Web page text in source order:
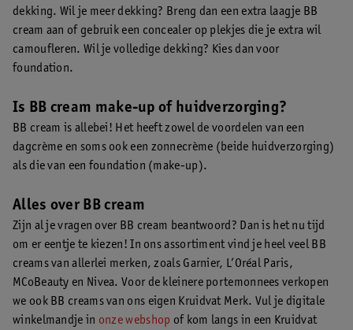
dekking. Wil je meer dekking? Breng dan een extra laagje BB
cream aan of gebruik een concealer op plekjes die je extra wil
camoufleren. Wil je volledige dekking? Kies dan voor
foundation.
Is BB cream make-up of huidverzorging?
BB cream is allebei! Het heeft zowel de voordelen van een
dagcrème en soms ook een zonnecrème (beide huidverzorging)
als die van een foundation (make-up).
Alles over BB cream
Zijn al je vragen over BB cream beantwoord? Dan is het nu tijd
om er eentje te kiezen! In ons assortiment vind je heel veel BB
creams van allerlei merken, zoals Garnier, L’Oréal Paris,
MCoBeauty en Nivea. Voor de kleinere portemonnees verkopen
we ook BB creams van ons eigen Kruidvat Merk. Vul je digitale
winkelmandje in onze webshop of kom langs in een Kruidvat